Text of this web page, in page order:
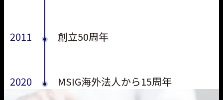
2011 創立50周年
2020 MSIG海外法人から15周年